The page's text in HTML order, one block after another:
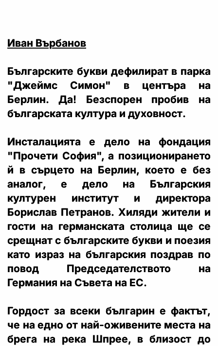
Иван Върбанов
Българските букви дефилират в парка
"Джеймс Симон" в центъра на
Берлин. Да! Безспорен пробив на
българската култура и духовност.
Инсталацията е дело на фондация
"Прочети София", а позиционирането
й в сърцето на Берлин, което е без
аналог, е дело на Българския
културен институт и директора
Борислав Петранов. Хиляди жители и
гости на германската столица ще се
срещнат с българските букви и поезия
като израз на българския поздрав по
повод Председателството на
Германия на Съвета на ЕС.
Гордост за всеки българин е фактът,
че на едно от най-оживените места на
брега на река Шпрее, в близост до